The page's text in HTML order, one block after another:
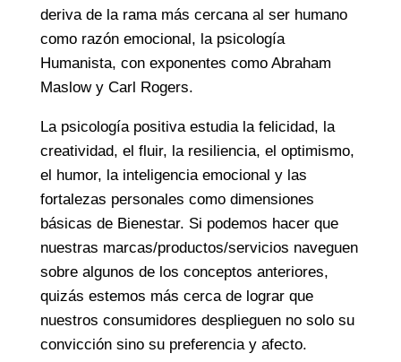
deriva de la rama más cercana al ser humano
como razón emocional, la psicología
Humanista, con exponentes como Abraham
Maslow y Carl Rogers.
La psicología positiva estudia la felicidad, la
creatividad, el fluir, la resiliencia, el optimismo,
el humor, la inteligencia emocional y las
fortalezas personales como dimensiones
básicas de Bienestar. Si podemos hacer que
nuestras marcas/productos/servicios naveguen
sobre algunos de los conceptos anteriores,
quizás estemos más cerca de lograr que
nuestros consumidores desplieguen no solo su
convicción sino su preferencia y afecto.